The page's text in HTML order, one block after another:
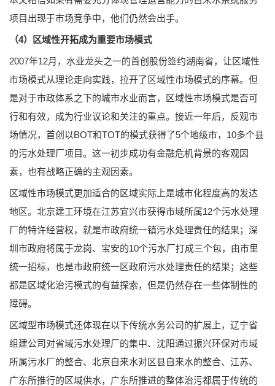
项目出现于市场竞争中，他们仍然会出手。
（4）区域性开拓成为重要市场模式
2007年12月，水业龙头之一的首创股份签约湖南省，让区域性
市场模式从理论走向实践，拉开了区域性市场模式的序幕。但
是对于市政体系之下的城市水业而言，区域性市场模式是否可
行和有效，成为行业议论和关注的重点。接近一年后，反观市
场情况，首创以BOT和TOT的模式获得了5个地级市，10多个县
的污水处理厂项目。这一初步成功有金融危机背景的客观因
素，也有战略正确的主观因素。
区域性市场模式更加适合的区域实际上是城市化程度高的发达
地区。北京建工环境在江苏宜兴市获得市域所属12个污水处理
厂的特许经营权，就是市政府统一镇污水处理责任的结果；深
圳市政府将属于龙岗、宝安的10个污水厂打成三个包，由市里
统一招标，也是市政府统一区政府污水处理责任的结果；这些
都是区域化治污模式的有益探索，但是仍然存在一些体制性的
障碍。
区域型市场模式还体现在以下传统水务公司的扩展上，辽宁省
组建公司对省域污水处理厂的集中、沈阳通过振兴环保对市域
所属污水厂的整合、北京自来水对区县自来水的整合、江苏、
广东所推行的区域供水，广东所推进的整体治污都属于传统的